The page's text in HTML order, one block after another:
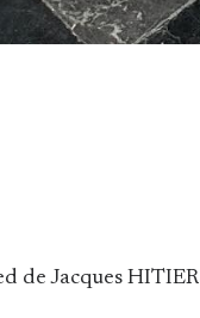
de Jacques HITIER